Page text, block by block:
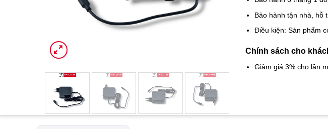
Bảo hành tận nhà, hỗ
Điều kiện: Sản phẩm
Chính sách cho
Giảm giá 3% cho lần